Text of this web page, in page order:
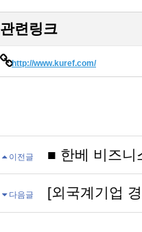
관련링크
http://www.kuref.com/
이전글 ■ 한베 비즈니
다음글 [외국계기업